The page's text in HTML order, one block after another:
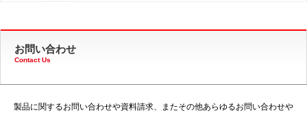
お問い合わせ
Contact Us
製品に関するお問い合わせや資料請求、またその他あらゆるお問い合わせや